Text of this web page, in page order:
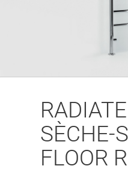
SÈCHE-
FLOOR
PRESS RELEASE
NOUVELLES
À PROPOS